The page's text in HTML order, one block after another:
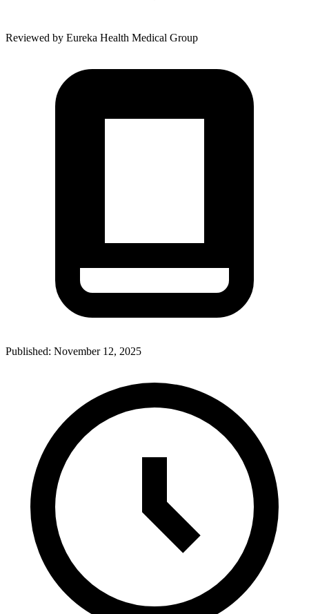
Reviewed by Eureka Health Medical Group
Published: November 12, 2025